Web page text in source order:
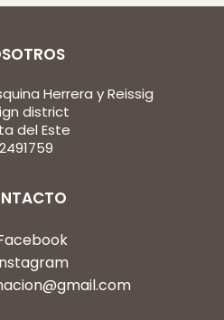
Herrera y Reissig
district
del Este